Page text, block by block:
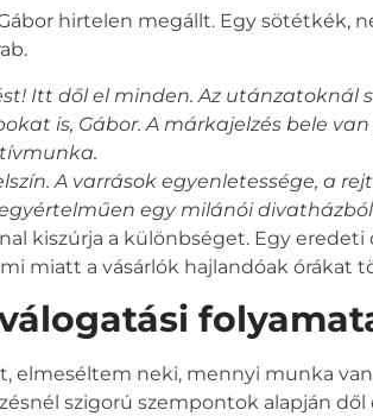
hirtelen megállt. Egy sötétkék,
Itt dől el minden. Az utánzatoknál
is, Gábor. A márkajelzés bele
A varrások egyenletessége, a
egy milánói
kiszúrja a különbséget. Egy
miatt a vásárlók hajlandóak
elmeséltem neki, mennyi munka
szigorú szempontok alapján